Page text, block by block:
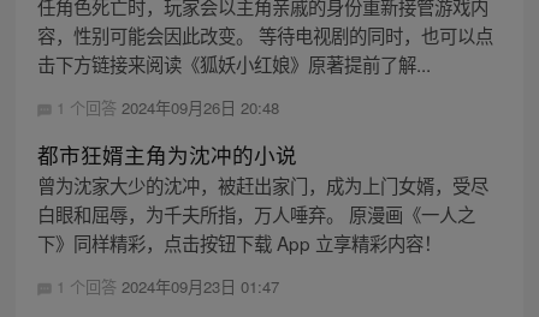
任角色死亡时，玩家会以主角亲戚的身份重新接管游戏内
容，性别可能会因此改变。 等待电视剧的同时，也可以点
击下方链接来阅读《狐妖小红娘》原著提前了解...
1 个回答 2024年09月26日 20:48
都市狂婿主角为沈冲的小说
曾为沈家大少的沈冲，被赶出家门，成为上门女婿，受尽
白眼和屈辱，为千夫所指，万人唾弃。 原漫画《一人之
下》同样精彩，点击按钮下载 App 立享精彩内容！
1 个回答 2024年09月23日 01:47